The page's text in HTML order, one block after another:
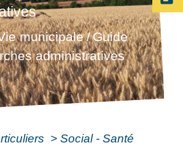
municipale/Guide
administratives
> Social - Santé